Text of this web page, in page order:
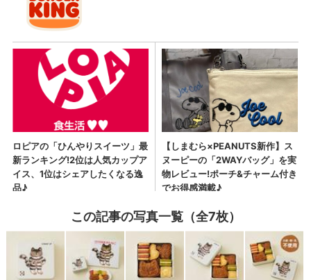
この記事の写真一覧（全7枚）